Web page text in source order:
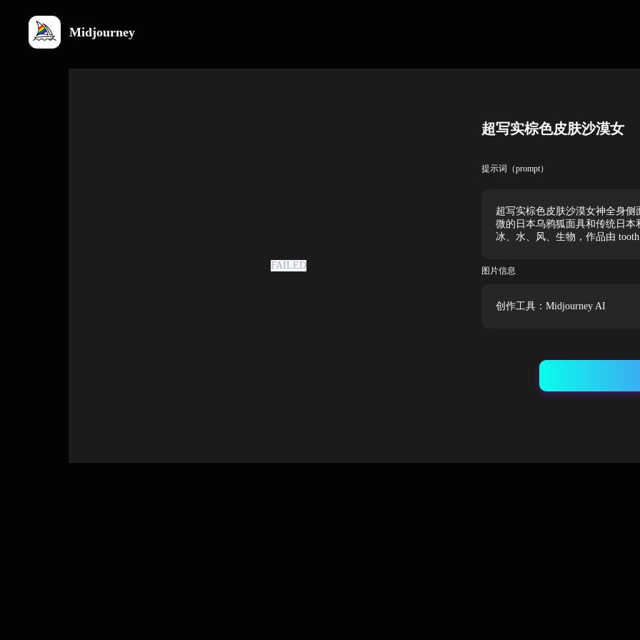
Midjourney
FAILED
超写实棕色皮肤沙漠女
提示词（prompt）
超写实棕色皮肤沙漠女神全身
微的日本乌鸦狐面具和传统日
冰、水、风、生物，作品由
图片信息
创作工具：Midjourney AI